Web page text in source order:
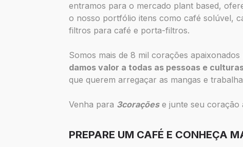
entramos para o mercado plant based,
o nosso portfólio itens como café solúvel,
filtros para café e porta-filtros.
Somos mais de 8 mil corações
damos valor a todas as pessoas e
que querem arregaçar as mangas e
Venha para 3coraçõese junte seu coração
PREPARE UM CAFÉ E CONHEÇA